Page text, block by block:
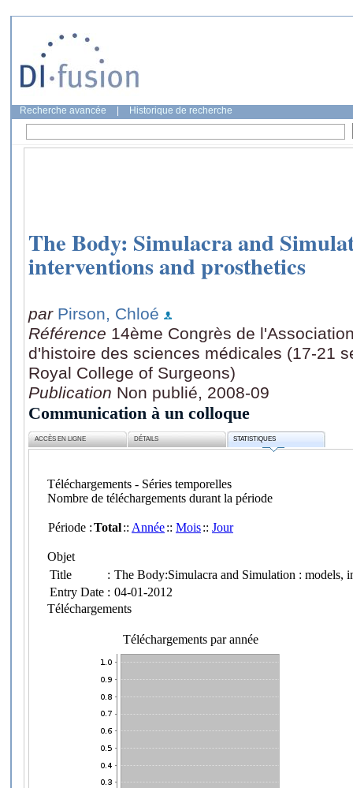
Recherche avancée Historique de recherche
The Body: Simulacra and
interventions and prosthetics
par Pirson, Chloé
Référence 14ème Congrès de
d'histoire des sciences médicales (17-21
Royal College of Surgeons)
Publication Non publié, 2008-09
Communication à un colloque
ACCÈS EN LIGNE DÉTAILS STATISTIQUES